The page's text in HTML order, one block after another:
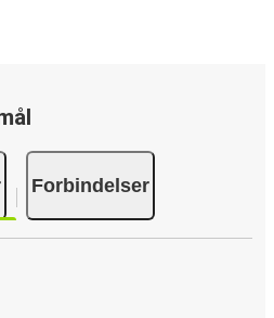
Castrovillari-Frascineto med
billetten din, som
og ett kolli innsjekket
Forbindelser